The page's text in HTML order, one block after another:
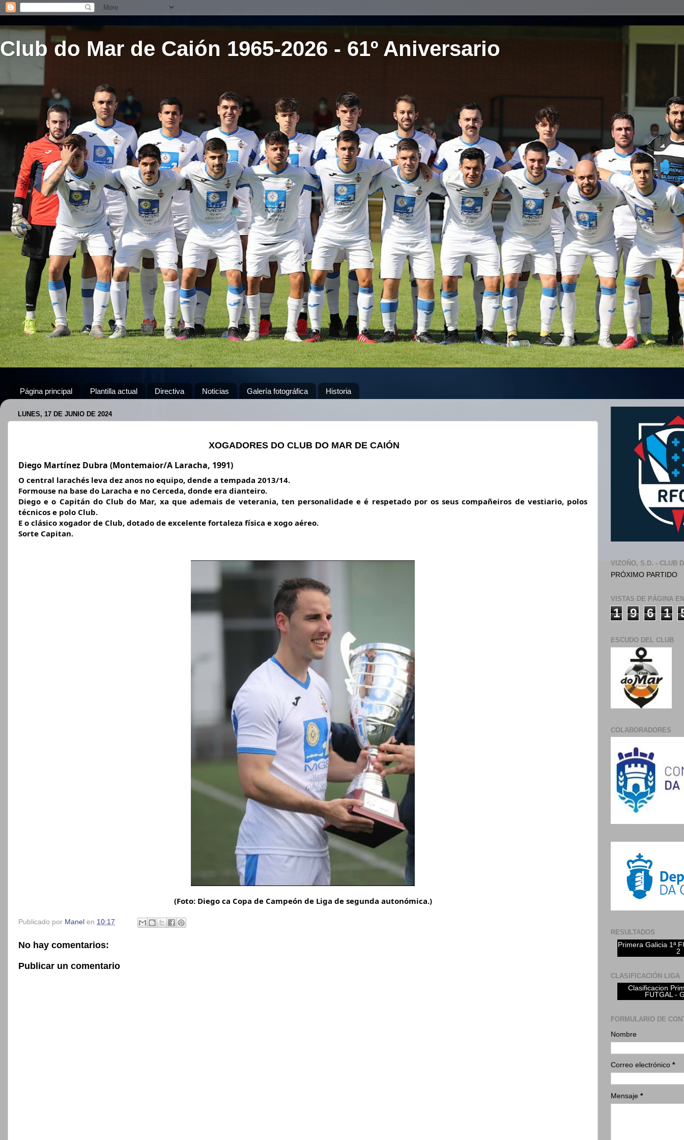
Club do Mar de Caión 1965-2026 - 61º Aniversario
Página principal Plantilla actual Directiva Noticias Galería fotográfica Historia
LUNES, 17 DE JUNIO DE 2024
XOGADORES DO CLUB DO MAR DE CAIÓN
Diego Martínez Dubra (Montemaior/A Laracha, 1991)
O central larachés leva dez anos no equipo, dende a tempada 2013/14.
Formouse na base do Laracha e no Cerceda, donde era dianteiro.
Diego e o Capitán do Club do Mar, xa que ademais de veterania, ten personalidade e é respetado por os seus compañeiros de vestiario, polos
técnicos e polo Club.
E o clásico xogador de Club, dotado de excelente fortaleza física e xogo aéreo.
Sorte Capitan.
(Foto: Diego ca Copa de Campeón de Liga de segunda autonómica.)
Publicado por Manel en 10:17
No hay comentarios:
Publicar un comentario
VIZOÑO, S.D. - CLUB
PRÓXIMO PARTIDO
VISTAS DE PÁGINA
1 9 6 1
ESCUDO DEL CLUB
COLABORADORES
RESULTADOS
Primera Galicia 1ª
2
CLASIFICACIÓN LIGA
Clasificacion
FUTGAL -
FORMULARIO DE
Nombre
Correo electrónico *
Mensaje *